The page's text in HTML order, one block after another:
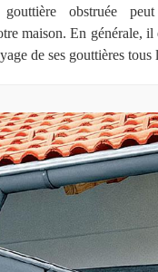
obstruée
maison. En générale, il
de ses gouttières tous